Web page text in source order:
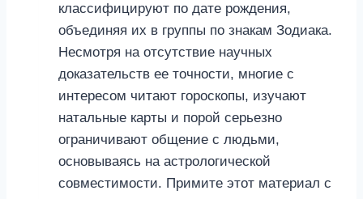
классифицируют по дате рождения,
объединяя их в группы по знакам Зодиака.
Несмотря на отсутствие научных
доказательств ее точности, многие с
интересом читают гороскопы, изучают
натальные карты и порой серьезно
ограничивают общение с людьми,
основываясь на астрологической
совместимости. Примите этот материал с